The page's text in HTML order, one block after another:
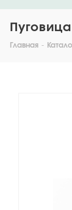
Главная -